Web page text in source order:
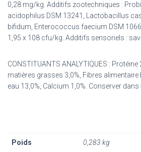
0,28 mg/kg. Additifs zootechniques :
acidophilus DSM 13241, Lactobacillus
bifidum, Enterococcus faecium DSM
1,95 x 108 cfu/kg. Additifs sensoriels :
CONSTITUANTS ANALYTIQUES : Protéine
matières grasses 3,0%, Fibres alimentaire
eau 13,0%, Calcium 1,0%. Conserver dans
Poids 0,283 kg